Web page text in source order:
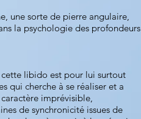
une sorte de pierre angulaire,
la psychologie des profondeurs
libido est pour lui surtout
qui cherche à se réaliser et a
imprévisible,
de synchronicité issues de